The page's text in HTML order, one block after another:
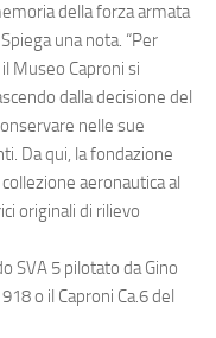
della forza armata
una nota. “Per
Museo Caproni si
dalla decisione del
nelle sue
Da qui, la fondazione
aeronautica al
originali di rilievo
SVA 5 pilotato daGino
o il Caproni Ca.6del